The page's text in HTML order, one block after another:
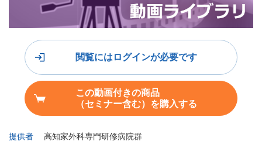
提供者
高知家外科専門研修病院群
閲覧にはログインが必要です
この動画付きの商品
（セミナー含む）を購入する